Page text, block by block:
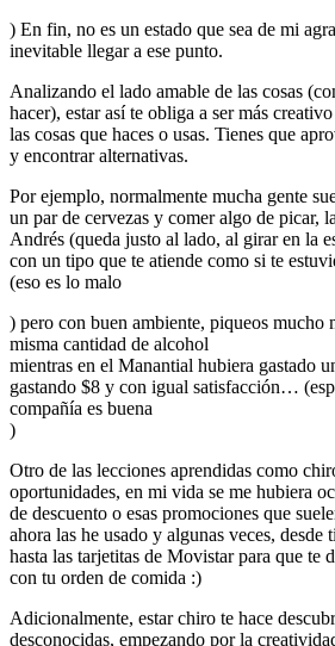
) En fin, no es un estado que sea de mi
inevitable llegar a ese punto.
Analizando el lado amable de las cosas
hacer), estar así te obliga a ser más
las cosas que haces o usas. Tienes que
y encontrar alternativas.
Por ejemplo, normalmente mucha gente
un par de cervezas y comer algo de picar,
Andrés (queda justo al lado, al girar en la
con un tipo que te atiende como si te
(eso es lo malo
) pero con buen ambiente, piqueos mucho
misma cantidad de alcohol
mientras en el Manantial hubiera gastado
gastando $8 y con igual satisfacción…
compañía es buena
)
Otro de las lecciones aprendidas como
oportunidades, en mi vida se me hubiera
de descuento o esas promociones que
ahora las he usado y algunas veces, desde
hasta las tarjetitas de Movistar para que te
con tu orden de comida :)
Adicionalmente, estar chiro te hace
desconocidas, empezando por la